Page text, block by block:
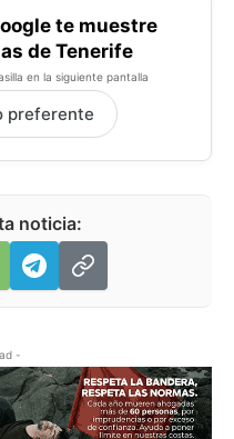
te muestre
de Tenerife
en la siguiente pantalla
preferente
noticia:
-